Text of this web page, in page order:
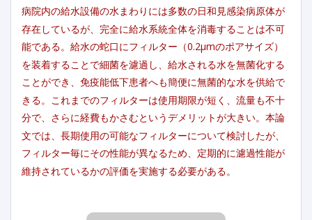
病院内の給水設備の水まわりには多数の日和見感染病原体が
存在しているが、完全に給水系統全体を消毒することは不可
能である。給水の蛇口にフィルター（0.2μmのポアサイズ）
を装着することで細菌を濾過し、給水される水を無菌化する
ことができ、免疫能低下患者へも簡便に無菌的な水を供給で
きる。これまでのフィルターは使用期限が短く、流量も不十
分で、さらに経費もかさむというデメリットが大きい。本論
文では、長期使用の可能なフィルターについて検討したが、
フィルター毎にその性能が異なるため、定期的に濾過性能が
維持されているかの評価を実施する必要がある。